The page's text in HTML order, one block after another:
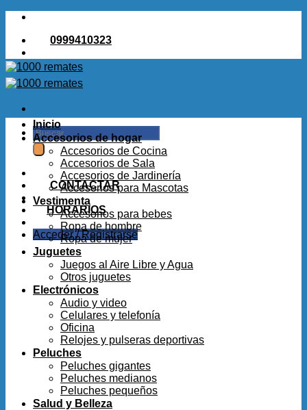
Saltar
contenido0999410323
Buscar
por:
CONTACTAR
HORARIOS
Acceder / Registrarse
Inicio
Accesorios de hogar
Accesorios de Cocina
Accesorios de Sala
Accesorios de Jardinería
Accesorios para Mascotas
Vestimenta
Accesorios para bebes
Ropa de hombre
Ropa de mujer
Juguetes
Juegos al Aire Libre y Agua
Otros juguetes
Electrónicos
Audio y video
Celulares y telefonía
Oficina
Relojes y pulseras deportivas
Peluches
Peluches gigantes
Peluches medianos
Peluches pequeños
Salud y Belleza